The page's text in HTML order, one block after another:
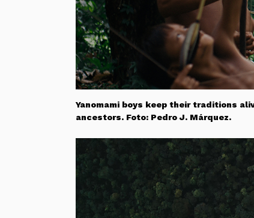
Yanomami boys keep their traditions
ancestors. Foto: Pedro J. Márquez.